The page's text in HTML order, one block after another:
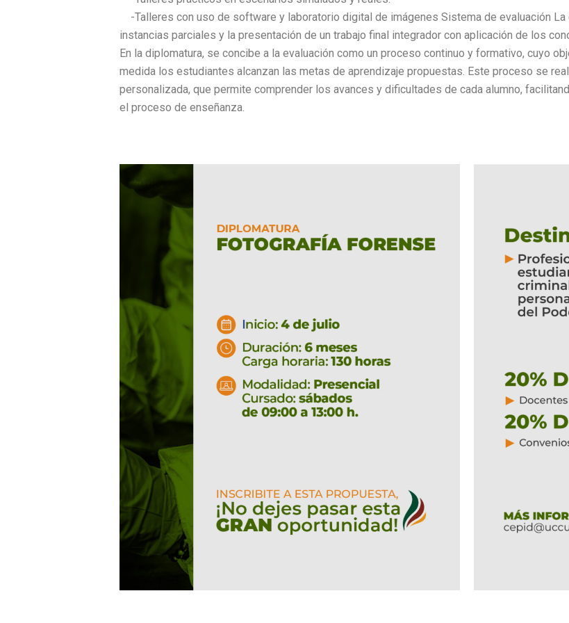
-Talleres con uso de software y laboratorio digital de imágenes Sistema de evaluación La
instancias parciales y la presentación de un trabajo final integrador con aplicación de los
En la diplomatura, se concibe a la evaluación como un proceso continuo y formativo, cuyo
medida los estudiantes alcanzan las metas de aprendizaje propuestas. Este proceso se
personalizada, que permite comprender los avances y dificultades de cada alumno,
el proceso de enseñanza.